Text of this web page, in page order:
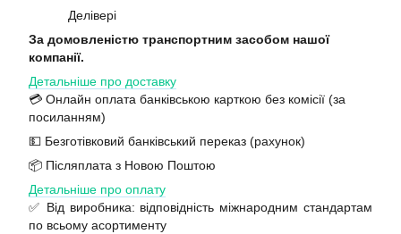
Делівері
За домовленістю транспортним засобом нашої
компанії.
Детальніше про доставку
💳 Онлайн оплата банківською карткою без комісії (за
посиланням)
💵 Безготівковий банківський переказ (рахунок)
📦 Післяплата з Новою Поштою
Детальніше про оплату
✅ Від виробника: відповідність міжнародним стандартам
по всьому асортименту